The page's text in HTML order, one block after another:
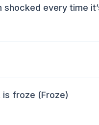
shocked every time
is froze (Froze)